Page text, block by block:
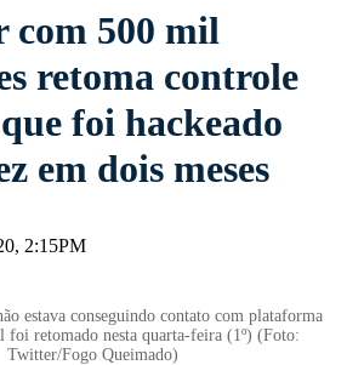
com 500 mil
retoma controle
foi hackeado
em dois meses
2:15PM
estava conseguindo contato com plataforma
foi retomado nesta quarta-feira (1º) (Foto:
Twitter/Fogo Queimado)